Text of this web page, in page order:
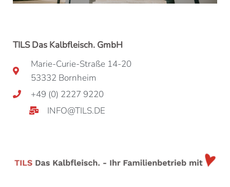
TILS Das Kalbfleisch. GmbH
Marie-Curie-Straße 14-20
53332 Bornheim
+49 (0) 2227 9220
INFO@TILS.DE